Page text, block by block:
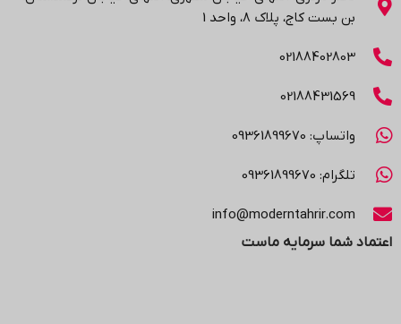
بن بست کاج، پلاک ۸، واحد 1
02188402803
02188431569
واتساپ: 09361899670
تلگرام: 09361899670
info@moderntahrir.com
اعتماد شما سرمایه ماست